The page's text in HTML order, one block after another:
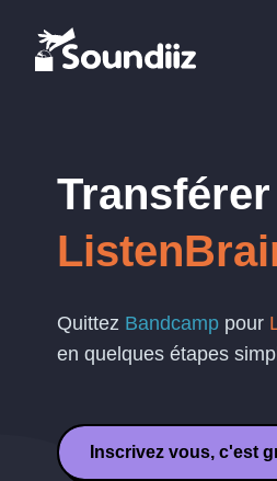
Transférer
Quittez Bandcamp pour
en quelques étapes
Inscrivez vous, c'est